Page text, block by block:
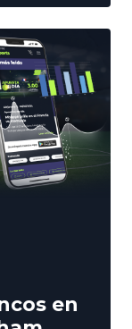
tu eterno
post nos
en